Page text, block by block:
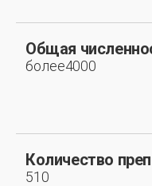
Общая
более4000
Количество
510